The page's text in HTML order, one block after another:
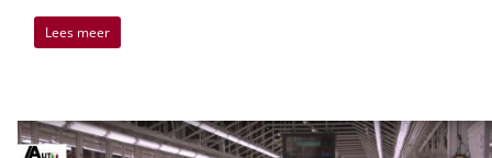
Lees meer